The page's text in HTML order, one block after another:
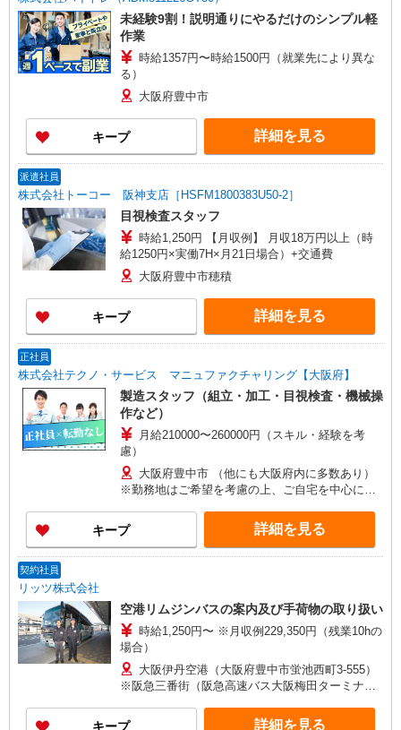
未経験9割！説明通りにやるだけのシンプル軽
作業
時給1357円〜時給1500円（就業先により異な
る）
大阪府豊中市
キープ 詳細を見る
派遣社員
株式会社トーコー 阪神支店［HSFM1800383U50-2］
目視検査スタッフ
時給1,250円 【月収例】 月収18万円以上（時
給1250円×実働7H×月21日場合）+交通費
大阪府豊中市穂積
キープ 詳細を見る
正社員
株式会社テクノ・サービス マニュファクチャリング【大阪府】
製造スタッフ（組立・加工・目視検査・機械操
作など）
月給210000〜260000円（スキル・経験を考
慮）
大阪府豊中市 （他にも大阪府内に多数あり）
※勤務地はご希望を考慮の上、ご自宅を中心に通
し）
キープ 詳細を見る
契約社員
リッツ株式会社
空港リムジンバスの案内及び手荷物の取り扱い
時給1,250円〜 ※月収例229,350円（残業10hの
場合）
大阪伊丹空港（大阪府豊中市蛍池西町3-555）
※阪急三番街（阪急高速バス大阪梅田ターミナ
ください。
キープ 詳細を見る